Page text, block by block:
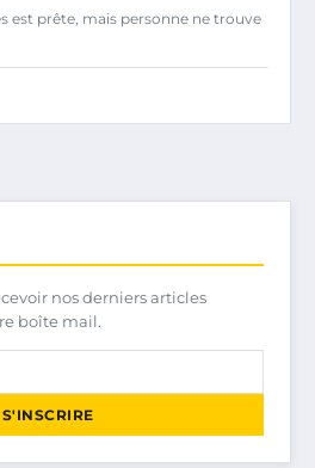
est prête, mais personne ne trouve
nos derniers articles
boîte mail.
S'INSCRIRE